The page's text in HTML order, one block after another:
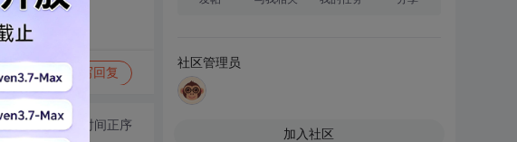
写回复
切换为时间正序
社区管理员
加入社区